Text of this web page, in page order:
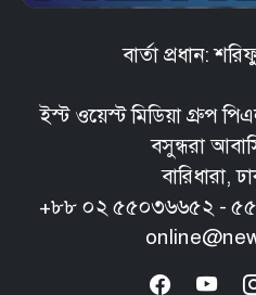
বার্তা প্রধান:
ইস্ট ওয়েস্ট মিডিয়া গ্রুপ
বসুন্ধরা
বারিধারা,
+৮৮ ০২ ৫৫০৩৬৬৫২ -